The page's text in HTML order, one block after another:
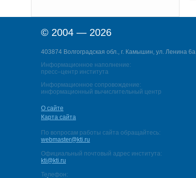
© 2004 — 2026
403874 Волгоградская обл., г. Камышин, ул. Ленина 6а
Информационное наполнение:
пресс–центр института
Информационное сопровождение:
информационный вычислительный центр
О сайте
Карта сайта
По вопросам работы сайта обращайтесь:
webmaster@kti.ru
Официальный почтовый адрес института:
kti@kti.ru
Телефон: